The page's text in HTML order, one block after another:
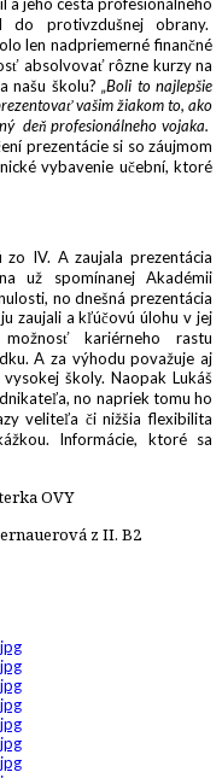
jeho cesta profesionálneho
protivzdušnej obrany.
len nadpriemerné finančné
absolvovať rôzne kurzy na
našu školu?„Boli to najlepšie
vašim žiakom to, ako
deň profesionálneho vojaka.
prezentácie si so záujmom
vybavenie učební, ktoré
IV. A zaujala prezentácia
už spomínanej Akadémii
no dnešná prezentácia
zaujali a kľúčovú úlohu v jej
kariérneho rastu
A za výhodu považuje aj
školy. Naopak Lukáš
no napriek tomu ho
veliteľa či nižšia flexibilita
Informácie, ktoré sa
OVY
z II. B2